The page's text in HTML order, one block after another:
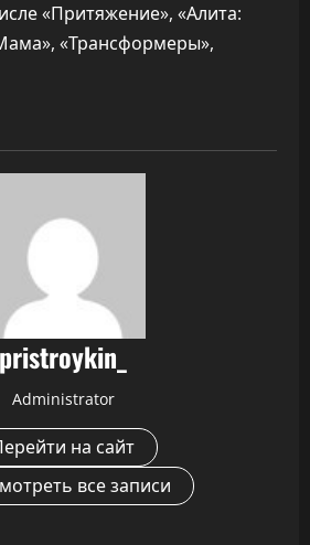
«Притяжение», «Алита:
«Трансформеры»,
pristroykin_
Administrator
на сайт
все записи